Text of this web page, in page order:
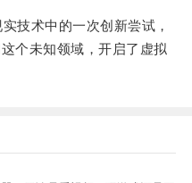
术中的一次创新尝试，
个未知领域，开启了虚拟